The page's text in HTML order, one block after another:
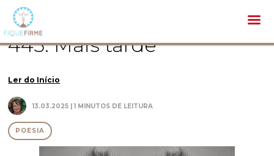
Literatura /
445. Mais tarde
Ler do Início
13.03.2025 | 1 MINUTOS DE LEITURA
POESIA